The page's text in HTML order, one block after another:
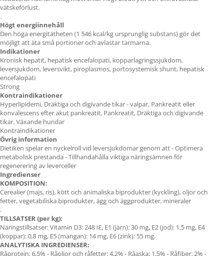
vätskeförlust.
.
Högt energiinnehåll
Den höga energitätheten (1 546 kcal/kg ursprunglig substans) gör det
möjligt att äta små portioner och avlastar tarmarna.
Indikationer
Kronisk hepatit, hepatisk encefalopati, kopparlagringssjukdom,
leversjukdom, leversvikt, piroplasmos, portosystemisk shunt, hepatisk
encefalopati
Strong
Kontraindikationer
Hyperlipidemi, Dräktiga och digivande tikar - valpar, Pankreatit eller
konvalescens efter akut pankreatit, Pankreatit, Dräktiga och digivande
tikar, Växande hundar
Kontraindikationer
Övrig information
Dietiken spelar en nyckelroll vid leversjukdomar genom att - Optimera
metabolisk prestanda - Tillhandahålla viktiga näringsämnen för
regenerering av leverceller
Ingredienser
KOMPOSITION:
Cerealier (majs, ris), kött och animaliska biprodukter (kyckling), oljor och
fetter, vegetabiliska biprodukter, ägg och äggprodukter, mineraler
.
TILLSATSER (per kg):
Näringstillsatser: Vitamin D3: 248 IE, E1 (järn): 30 mg, E2 (jod): 1,5 mg, E4
(koppar): 0,8 mg, E5 (mangan): 14 mg, E6 (zink): 55 mg.
ANALYTISKA INGREDIENSER:
Råprotein: 6,5% - Råoljor och råfetter: 4,2% - Råaska: 1,5% - Råfiber: 2% -